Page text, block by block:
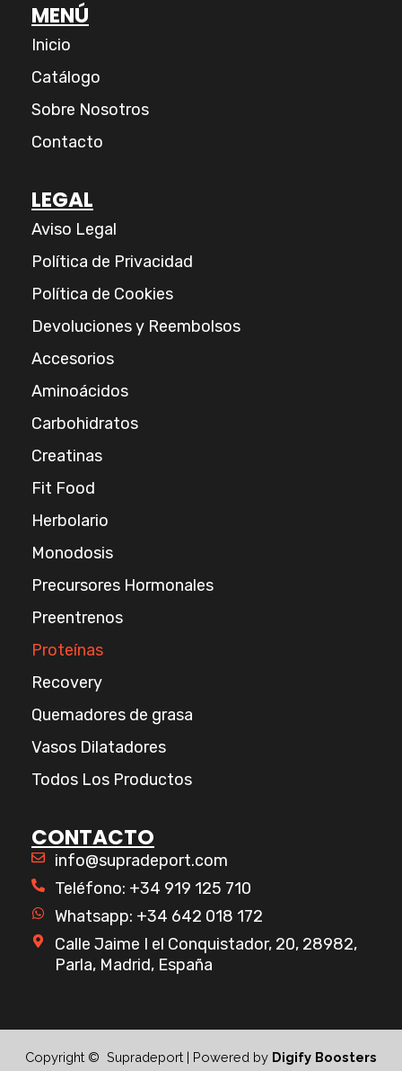
b
o
o
k
m
MENÚ
Inicio
Catálogo
Sobre Nosotros
Contacto
LEGAL
Aviso Legal
Política de Privacidad
Política de Cookies
Devoluciones y Reembolsos
Accesorios
Aminoácidos
Carbohidratos
Creatinas
Fit Food
Herbolario
Monodosis
Precursores Hormonales
Preentrenos
Proteínas
Recovery
Quemadores de grasa
Vasos Dilatadores
Todos Los Productos
CONTACTO
info@supradeport.com
Teléfono: +34 919 125 710
Whatsapp: +34 642 018 172
Calle Jaime I el Conquistador, 20, 28982,
Parla, Madrid, España
Copyright © Supradeport | Powered by Digify Boosters